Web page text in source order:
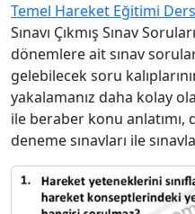
Temel Hareket Eğitimi
Sınavı Çıkmış Sınav
dönemlere ait sınav
gelebilecek soru
yakalamanız daha kolay
ile beraber konu
deneme sınavları ile